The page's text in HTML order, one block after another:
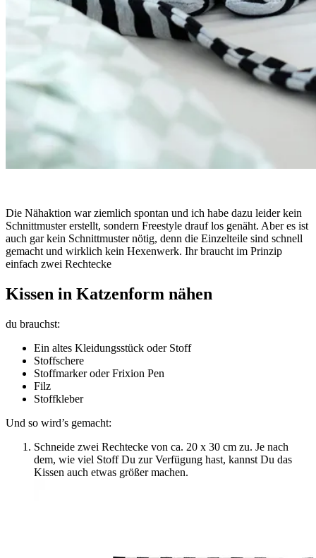
Die Nähaktion war ziemlich spontan und ich habe dazu leider kein
Schnittmuster erstellt, sondern Freestyle drauf los genäht. Aber es ist
auch gar kein Schnittmuster nötig, denn die Einzelteile sind schnell
gemacht und wirklich kein Hexenwerk. Ihr braucht im Prinzip
einfach zwei Rechtecke
Kissen in Katzenform nähen
du brauchst:
Ein altes Kleidungsstück oder Stoff
Stoffschere
Stoffmarker oder Frixion Pen
Filz
Stoffkleber
Und so wird’s gemacht:
Schneide zwei Rechtecke von ca. 20 x 30 cm zu. Je nach
dem, wie viel Stoff Du zur Verfügung hast, kannst Du das
Kissen auch etwas größer machen.